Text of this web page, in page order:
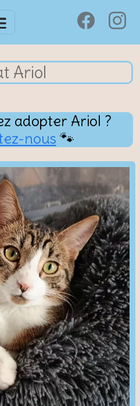
Ariol
adopter Ariol ?
nous 🐾